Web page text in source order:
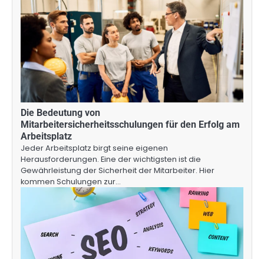
Die Bedeutung von
Mitarbeitersicherheitsschulungen für den Erfolg am
Arbeitsplatz
Jeder Arbeitsplatz birgt seine eigenen
Herausforderungen. Eine der wichtigsten ist die
Gewährleistung der Sicherheit der Mitarbeiter. Hier
kommen Schulungen zur…